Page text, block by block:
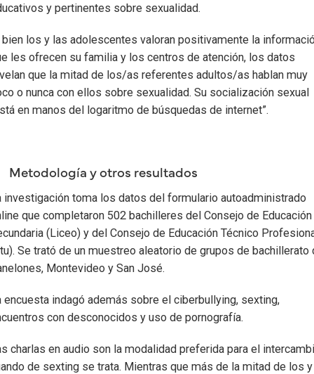
y pertinentes sobre sexualidad.
bien los y las adolescentes valoran positivamente la
les ofrecen su familia y los centros de atención, los datos
que la mitad de los/as referentes adultos/as hablan muy
o nunca con ellos sobre sexualidad. Su socialización sexual
en manos del logaritmo de búsquedas de internet”.
Metodología y otros resultados
investigación toma los datos del formulario autoadministrado
que completaron 502 bachilleres del Consejo de Educación
(Liceo) y del Consejo de Educación Técnico
Se trató de un muestreo aleatorio de grupos de bachillerato
Montevideo y San José.
encuesta indagó además sobre el ciberbullying, sexting,
con desconocidos y uso de pornografía.
charlas en audio son la modalidad preferida para el
de sexting se trata. Mientras que más de la mitad de los y